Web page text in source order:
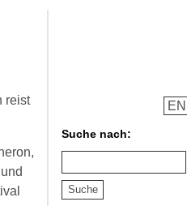
reist
EN
Suche nach: